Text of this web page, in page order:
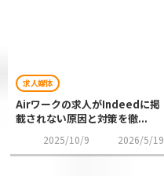
求人媒体
Airワークの求人がIndeedに掲
載されない原因と対策を徹...
2025/10/9 2026/5/19